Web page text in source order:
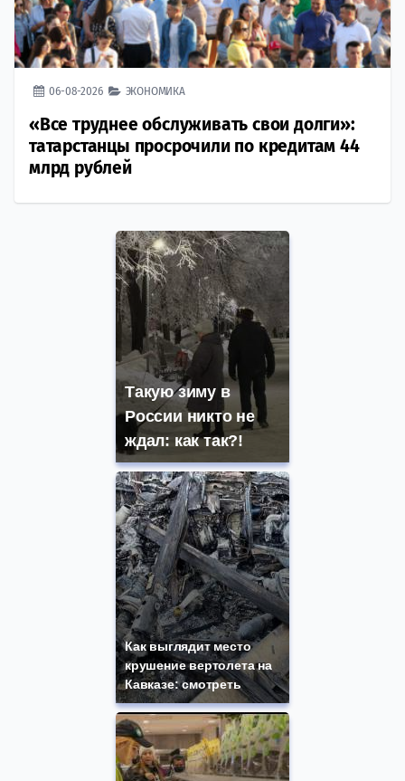
06-08-2026 ЭКОНОМИКА
«Все труднее обслуживать свои долги»:
татарстанцы просрочили по кредитам 44
млрд рублей
Такую зиму в
России никто не
ждал: как так?!
Как выглядит место
крушение вертолета на
Кавказе: смотреть